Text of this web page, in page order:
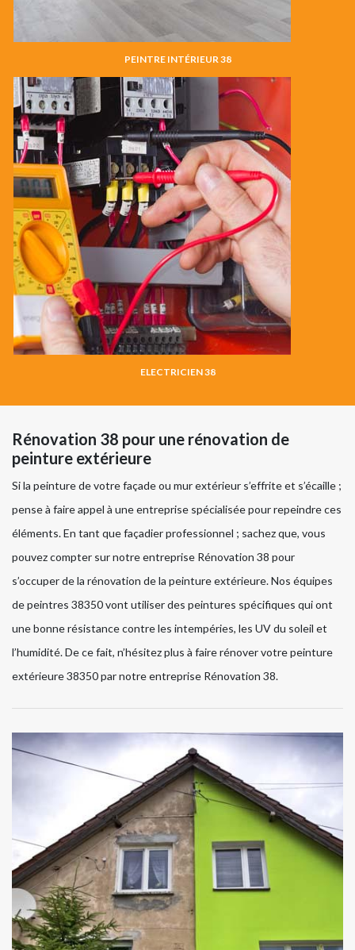
PEINTRE INTÉRIEUR 38
ELECTRICIEN 38
Rénovation 38 pour une rénovation de
peinture extérieure
Si la peinture de votre façade ou mur extérieur s’effrite et s’écaille ;
pense à faire appel à une entreprise spécialisée pour repeindre ces
éléments. En tant que façadier professionnel ; sachez que, vous
pouvez compter sur notre entreprise Rénovation 38 pour
s’occuper de la rénovation de la peinture extérieure. Nos équipes
de peintres 38350 vont utiliser des peintures spécifiques qui ont
une bonne résistance contre les intempéries, les UV du soleil et
l’humidité. De ce fait, n’hésitez plus à faire rénover votre peinture
extérieure 38350 par notre entreprise Rénovation 38.